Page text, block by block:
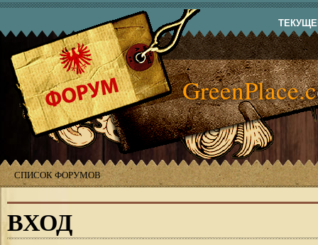
СПИСОК ФОРУМОВ
ВХОД